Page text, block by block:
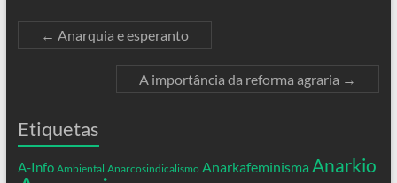
← Anarquia e esperanto
A importância da reforma agraria →
Etiquetas
A-Info Ambiental Anarcosindicalismo Anarkafeminisma Anarkio